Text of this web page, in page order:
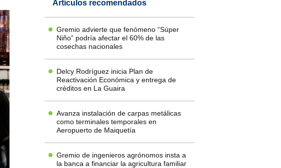
Artículos recomendados
Gremio advierte que fenómeno “Súper
Niño” podría afectar el 60% de las
cosechas nacionales
Delcy Rodríguez inicia Plan de
Reactivación Económica y entrega de
créditos en La Guaira
Avanza instalación de carpas metálicas
como terminales temporales en
Aeropuerto de Maiquetía
Gremio de ingenieros agrónomos insta a
la banca a financiar la agricultura familiar